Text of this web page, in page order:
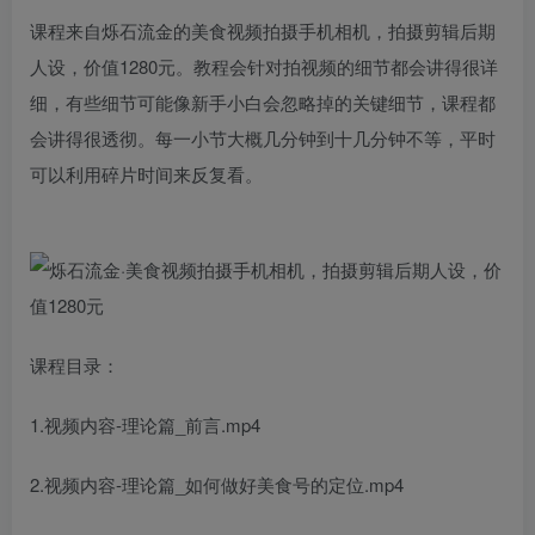
课程来自烁石流金的美食视频拍摄手机相机，拍摄剪辑后期
人设，价值1280元。教程会针对拍视频的细节都会讲得很详
细，有些细节可能像新手小白会忽略掉的关键细节，课程都
会讲得很透彻。每一小节大概几分钟到十几分钟不等，平时
可以利用碎片时间来反复看。
课程目录：
1.视频内容-理论篇_前言.mp4
2.视频内容-理论篇_如何做好美食号的定位.mp4